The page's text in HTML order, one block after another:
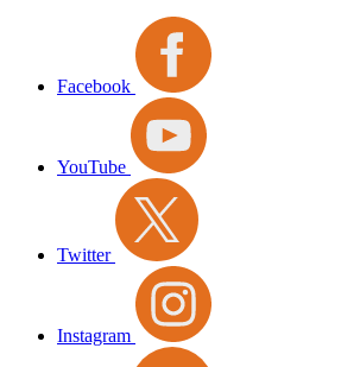
Facebook
YouTube
Twitter
Instagram